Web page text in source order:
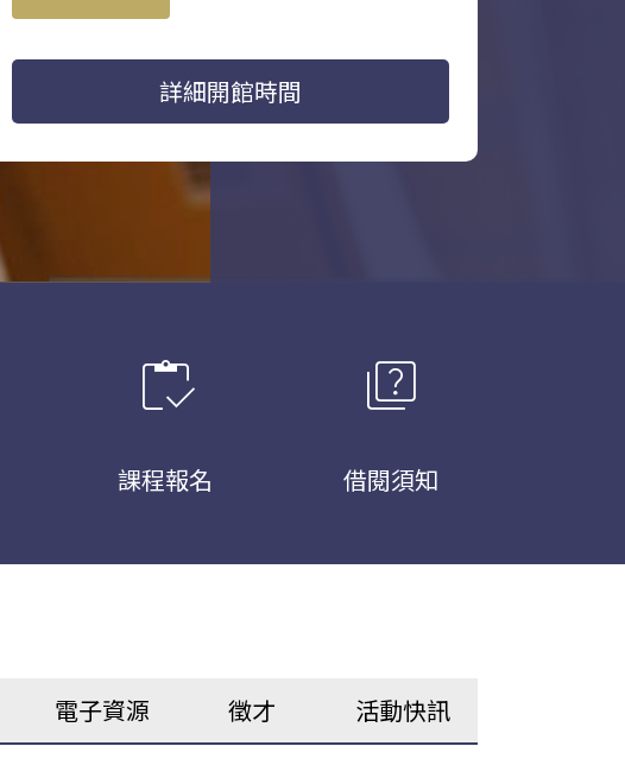
詳細開館時間
inventory
課程報名
quiz
借閱須知
電子資源 徵才 活動快訊